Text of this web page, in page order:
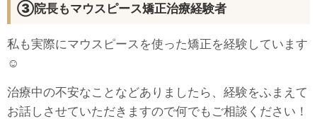
③院長もマウスピース矯正治療経験者
私も実際にマウスピースを使った矯正を経験しています
☺
治療中の不安なことなどありましたら、経験をふまえて
お話しさせていただきますので何でもご相談ください！